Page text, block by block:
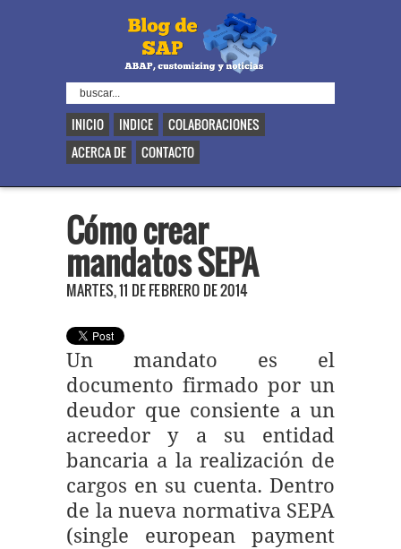
INICIO INDICE
COLABORACIONES
ACERCA DE
CONTACTO
Cómo crear
mandatos SEPA
MARTES, 11 DE FEBRERO DE 2014
Un mandato es el
documento firmado por un
deudor que consiente a un
acreedor y a su entidad
bancaria a la realización de
cargos en su cuenta. Dentro
de la nueva normativa SEPA
(single european payment